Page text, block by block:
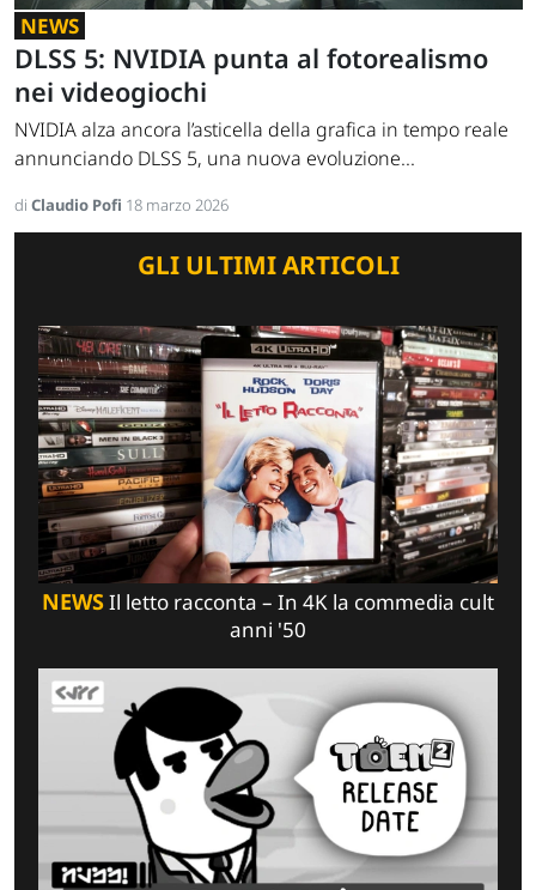
NEWS
DLSS 5: NVIDIA punta al fotorealismo
nei videogiochi
NVIDIA alza ancora l’asticella della grafica in tempo reale
annunciando DLSS 5, una nuova evoluzione...
di Claudio Pofi 18 marzo 2026
GLI ULTIMI ARTICOLI
NEWSIl letto racconta – In 4K la commedia cult
anni '50